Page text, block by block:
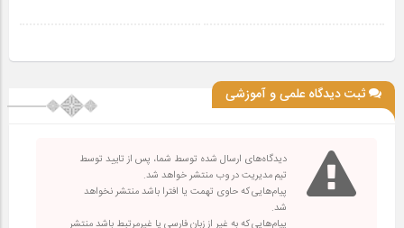
ثبت دیدگاه علمی و آموزشی
دیدگاه‌های ارسال شده توسط شما، پس از تایید توسط
تیم مدیریت در وب منتشر خواهد شد.
پیام‌هایی که حاوی تهمت یا افترا باشد منتشر نخواهد
شد.
پیام‌هایی که به غیر از زبان فارسی یا غیرمرتبط باشد منتشر